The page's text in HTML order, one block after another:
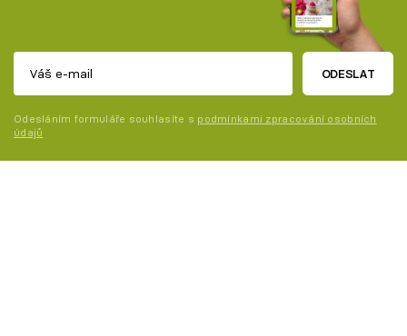
ODESLAT
Odesláním formuláře souhlasíte s podmínkami zpracování osobních
údajů